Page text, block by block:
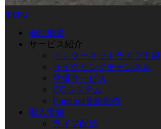
menu
会社概要
サービス紹介
インターネットライブ中継
サイクリングチャンネル
空撮サービス
CGシステム
Podcast番組制作
導入実績
ライブ配信